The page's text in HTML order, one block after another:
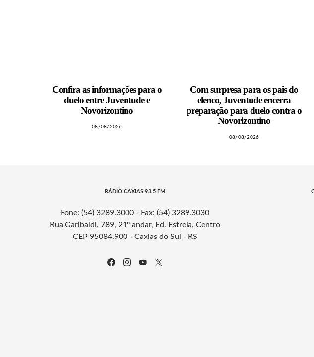
Confira as informações para o
duelo entre Juventude e
Novorizontino
08/08/2026
Com surpresa para os pais do
elenco, Juventude encerra
preparação para duelo contra o
Novorizontino
08/08/2026
RÁDIO CAXIAS 93.5 FM
Fone: (54) 3289.3000 - Fax: (54) 3289.3030
Rua Garibaldi, 789, 21º andar, Ed. Estrela, Centro
CEP 95084.900 - Caxias do Sul - RS